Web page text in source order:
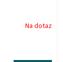
Na dotaz